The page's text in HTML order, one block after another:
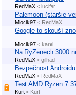
RedMaX < lucifer
Palemoon (staršie
Mlocik97 < RedMaX
Google to skouší
Mlocik97 < karel
Na RyZenech 3000
RedMaX < gilhad
Bezpečnost
RedMaX < RedMaX
Test AMD Ryzen 7
Kurt < Kurt